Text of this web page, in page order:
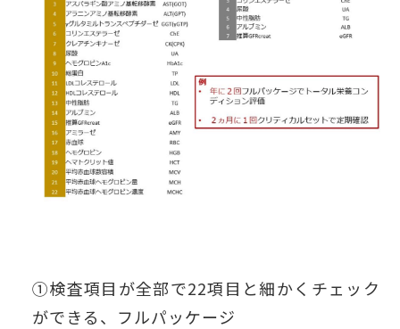
①検査項目が全部で22項目と細かくチェック
ができる、フルパッケージ